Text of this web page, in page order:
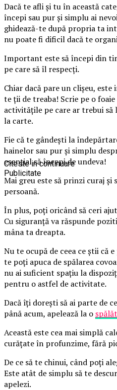
Dacă te afli și tu în această
începi sau pur și simplu ai
ghidează-te după propria ta
nu poate fi dificil dacă te
Important este să începi din
pe care să îl respecți.
Chiar dacă pare un clișeu,
te ții de treaba! Scrie pe o
activitățile pe care ar trebui
la carte.
Fie că te gândești la
hainelor sau pur și simplu
esențial să începi de undeva!
Mai greu este să prinzi curaj
persoană.
În plus, poți oricând să ceri
Cu siguranță va răspunde
mâna ta dreapta.
Nu te ocupă de ceea ce știi că
te poți apuca de spălarea
nu ai suficient spațiu la
pentru o astfel de activitate.
Dacă îți dorești să ai parte de
până acum, apelează la o
Această este cea mai simplă
curățate în profunzime, fără
De ce să te chinui, când poți
Este atât de simplu să te
apelezi.
Citeste in continuare
Publicitate